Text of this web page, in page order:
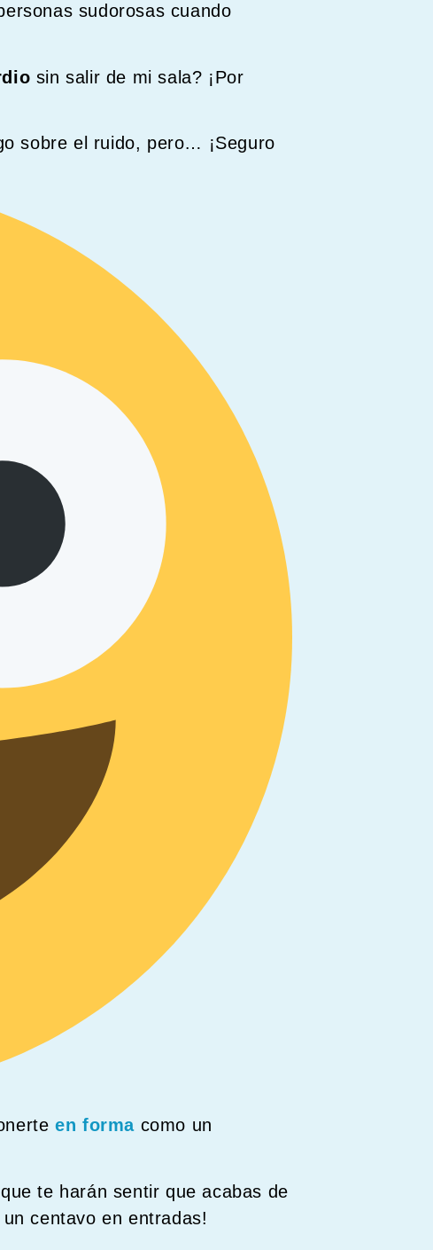
sudorosas cuando
sin salir de mi sala? ¡Por
sobre el ruido, pero… ¡Seguro
en formacomo un
que te harán sentir que acabas de
centavo en entradas!